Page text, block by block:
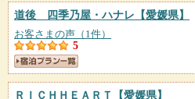
道後 四季乃屋・ハナレ 【愛媛県】
お客さまの声（1件）
5
ＲＩＣＨＨＥＡＲＴ 【愛媛県】